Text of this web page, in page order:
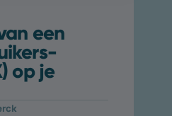
een
op je